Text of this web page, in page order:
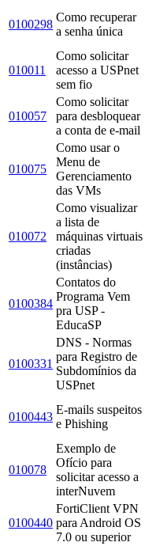
0100298
Como recuperar
a senha única
010011
Como solicitar
acesso a USPnet
sem fio
010057
Como solicitar
para desbloquear
a conta de e-mail
010075
Como usar o
Menu de
Gerenciamento
das VMs
010072
Como visualizar
a lista de
máquinas virtuais
criadas
(instâncias)
0100384
Contatos do
Programa Vem
pra USP -
EducaSP
0100331
DNS - Normas
para Registro de
Subdomínios da
USPnet
0100443
E-mails suspeitos
e Phishing
010078
Exemplo de
Ofício para
solicitar acesso a
interNuvem
0100440
FortiClient VPN
para Android OS
7.0 ou superior